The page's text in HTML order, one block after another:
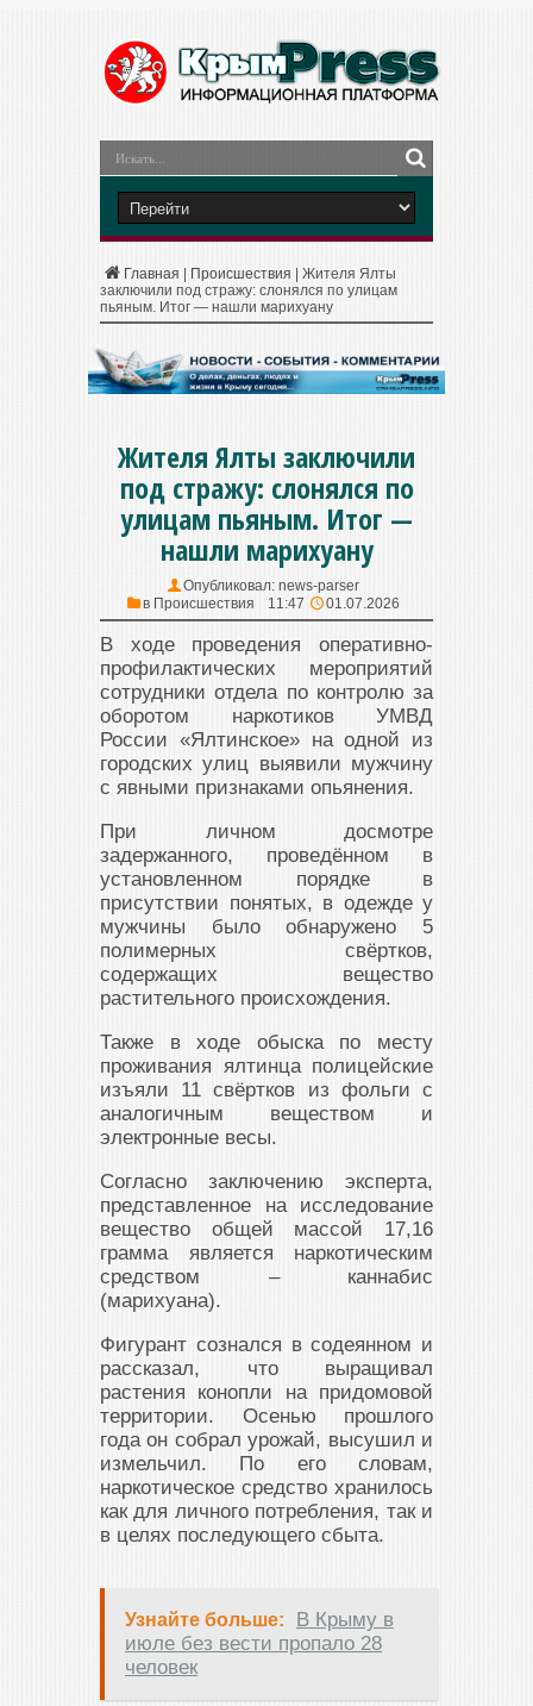
Главная Происшествия
Жителя Ялты
заключили под стражу: слонялся по улицам
пьяным. Итог — нашли марихуану
Жителя Ялты заключили
под стражу: слонялся по
улицам пьяным. Итог —
нашли марихуану
Опубликовал: news-parser
в Происшествия 11:47 01.07.2026
В ходе проведения оперативно-
профилактических мероприятий
сотрудники отдела по контролю за
оборотом наркотиков УМВД
России «Ялтинское» на одной из
городских улиц выявили мужчину
с явными признаками опьянения.
При личном досмотре
задержанного, проведённом в
установленном порядке в
присутствии понятых, в одежде у
мужчины было обнаружено 5
полимерных свёртков,
содержащих вещество
растительного происхождения.
Также в ходе обыска по месту
проживания ялтинца полицейские
изъяли 11 свёртков из фольги с
аналогичным веществом и
электронные весы.
Согласно заключению эксперта,
представленное на исследование
вещество общей массой 17,16
грамма является наркотическим
средством – каннабис
(марихуана).
Фигурант сознался в содеянном и
рассказал, что выращивал
растения конопли на придомовой
территории. Осенью прошлого
года он собрал урожай, высушил и
измельчил. По его словам,
наркотическое средство хранилось
как для личного потребления, так и
в целях последующего сбыта.
Узнайте больше:
В Крыму в
июле без вести пропало 28
человек